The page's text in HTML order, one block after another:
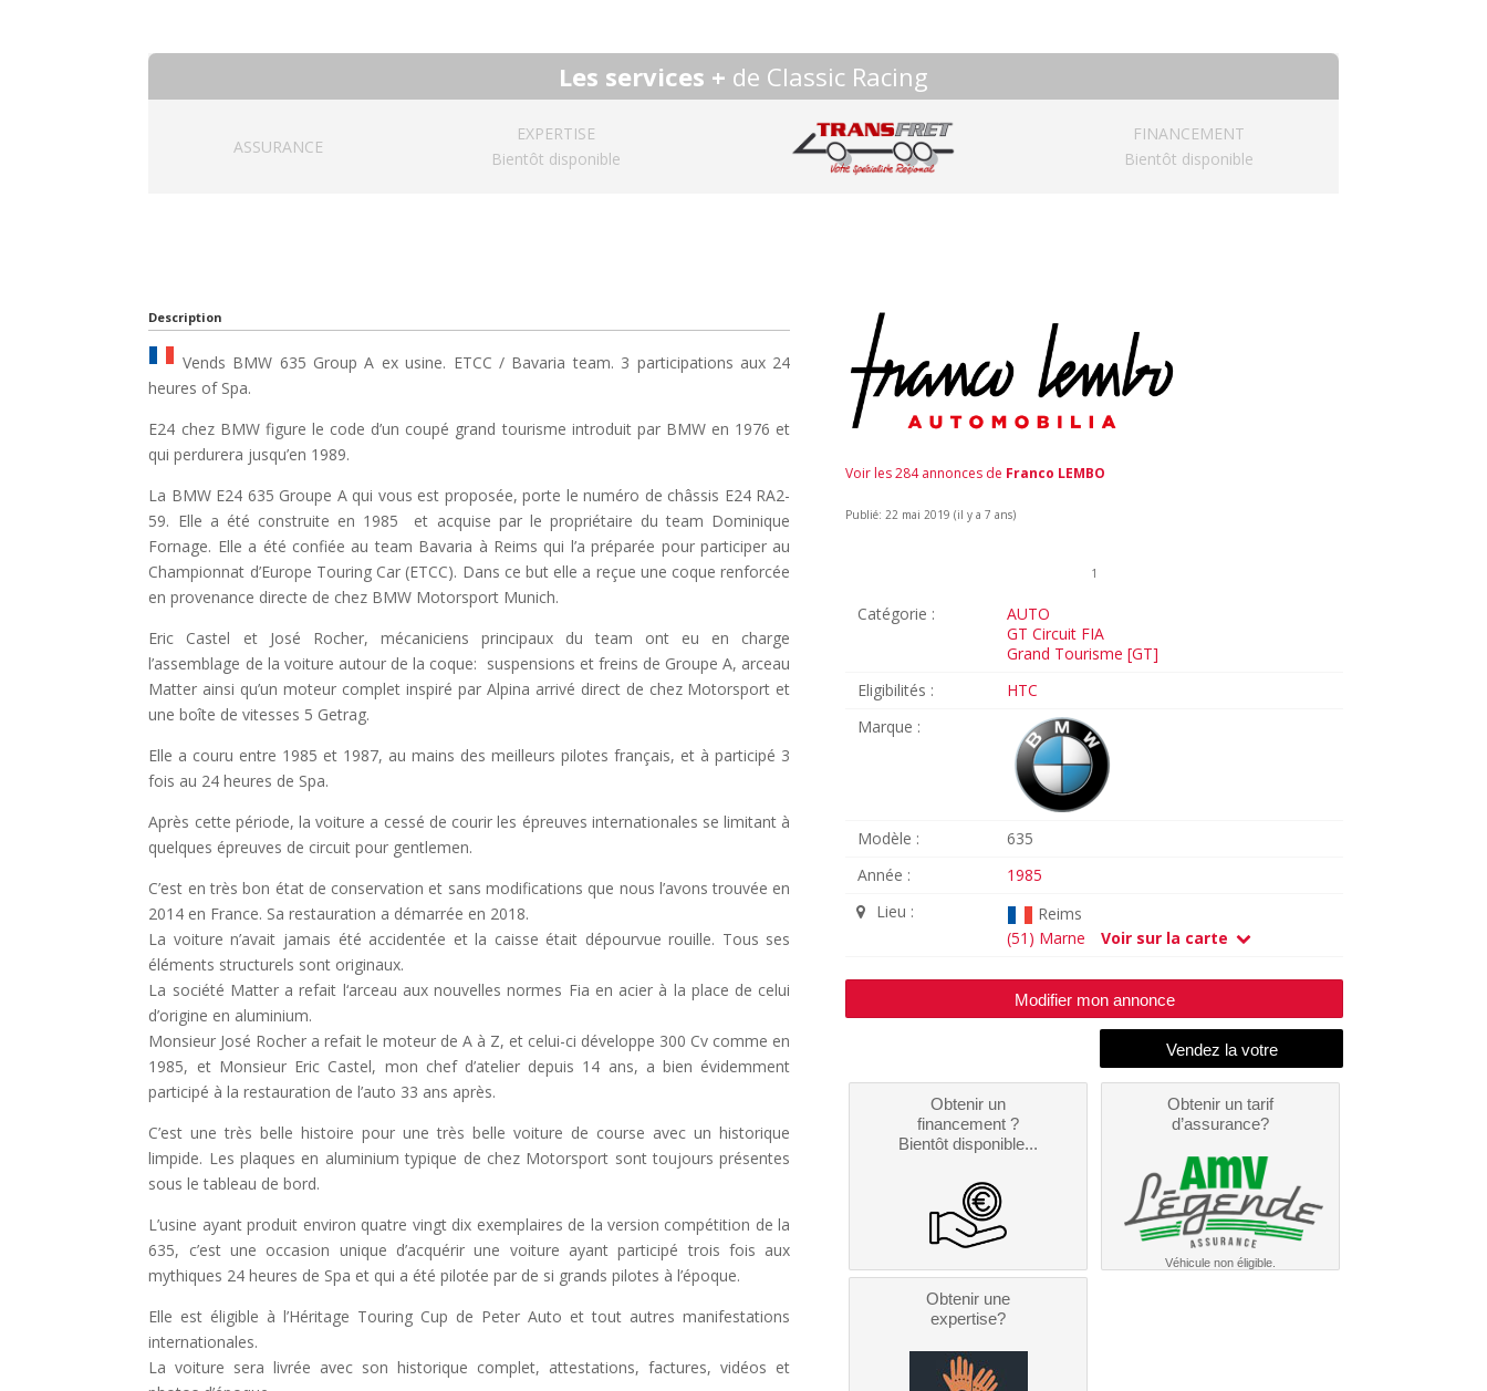
Les services + de Classic Racing
ASSURANCE
EXPERTISE
Bientôt disponible
FINANCEMENT
Bientôt disponible
Description
Vends BMW 635 Group A ex usine. ETCC / Bavaria team. 3 participations aux 24
heures of Spa.
E24 chez BMW figure le code d’un coupé grand tourisme introduit par BMW en 1976 et
qui perdurera jusqu’en 1989.
La BMW E24 635 Groupe A qui vous est proposée, porte le numéro de châssis E24 RA2-
59. Elle a été construite en 1985 et acquise par le propriétaire du team Dominique
Fornage. Elle a été confiée au team Bavaria à Reims qui l’a préparée pour participer au
Championnat d’Europe Touring Car (ETCC). Dans ce but elle a reçue une coque renforcée
en provenance directe de chez BMW Motorsport Munich.
Eric Castel et José Rocher, mécaniciens principaux du team ont eu en charge
l’assemblage de la voiture autour de la coque: suspensions et freins de Groupe A, arceau
Matter ainsi qu’un moteur complet inspiré par Alpina arrivé direct de chez Motorsport et
une boîte de vitesses 5 Getrag.
Elle a couru entre 1985 et 1987, au mains des meilleurs pilotes français, et à participé 3
fois au 24 heures de Spa.
Après cette période, la voiture a cessé de courir les épreuves internationales se limitant à
quelques épreuves de circuit pour gentlemen.
C’est en très bon état de conservation et sans modifications que nous l’avons trouvée en
2014 en France. Sa restauration a démarrée en 2018.
La voiture n’avait jamais été accidentée et la caisse était dépourvue rouille. Tous ses
éléments structurels sont originaux.
La société Matter a refait l‘arceau aux nouvelles normes Fia en acier à la place de celui
d’origine en aluminium.
Monsieur José Rocher a refait le moteur de A à Z, et celui-ci développe 300 Cv comme en
1985, et Monsieur Eric Castel, mon chef d’atelier depuis 14 ans, a bien évidemment
participé à la restauration de l’auto 33 ans après.
C’est une très belle histoire pour une très belle voiture de course avec un historique
limpide. Les plaques en aluminium typique de chez Motorsport sont toujours présentes
sous le tableau de bord.
L’usine ayant produit environ quatre vingt dix exemplaires de la version compétition de la
635, c’est une occasion unique d’acquérir une voiture ayant participé trois fois aux
mythiques 24 heures de Spa et qui a été pilotée par de si grands pilotes à l’époque.
Elle est éligible à l’Héritage Touring Cup de Peter Auto et tout autres manifestations
internationales.
La voiture sera livrée avec son historique complet, attestations, factures, vidéos et
Voir les 284 annonces de Franco LEMBO
Publié: 22 mai 2019 (il y a 7 ans)
1
Catégorie :
AUTO
GT Circuit FIA
Grand Tourisme [GT]
Eligibilités :
HTC
Marque :
Modèle :
635
Année :
1985
Lieu :
Reims
(51) Marne
Voir sur la carte
Modifier mon annonce
Obtenir un
financement ?
Bientôt disponible...
Obtenir un tarif
d’assurance?
Véhicule non éligible.
Obtenir une
expertise?